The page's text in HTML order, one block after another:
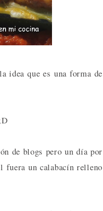
idea que es una forma de
de blogs pero un día por
fuera un calabacín relleno